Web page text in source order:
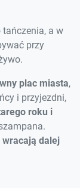
a w
przy
plac miasta,
i przyjezdni,
roku i
wracają dalej